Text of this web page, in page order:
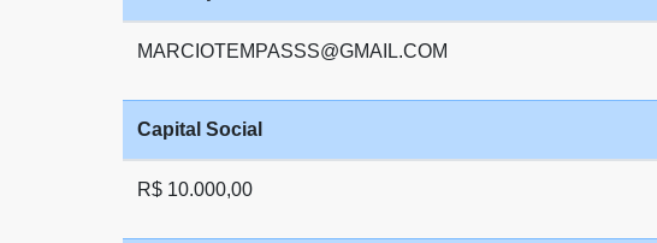
MARCIOTEMPASSS@GMAIL.COM
Capital Social
R$ 10.000,00